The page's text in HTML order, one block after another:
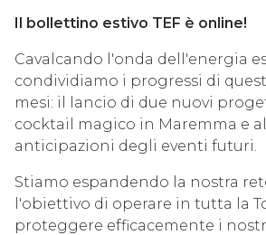
Il bollettino estivo TEF è online!
Cavalcando l'onda dell'energia
condividiamo i progressi di
mesi: il lancio di due nuovi
cocktail magico in Maremma e
anticipazioni degli eventi futuri.
Stiamo espandendo la nostra
l'obiettivo di operare in tutta la
proteggere efficacemente i